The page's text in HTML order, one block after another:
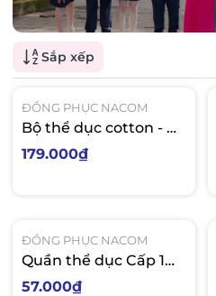
Sắp xếp
ĐỒNG PHỤC NACOM
Bộ thể dục cotton - C1
Thống Nhất
179.000₫
ĐỒNG PHỤC NACOM
Quần thể dục Cấp 1
sọc trắng cào
57.000₫